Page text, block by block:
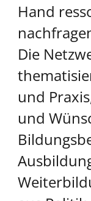
Hand
Die
und
und